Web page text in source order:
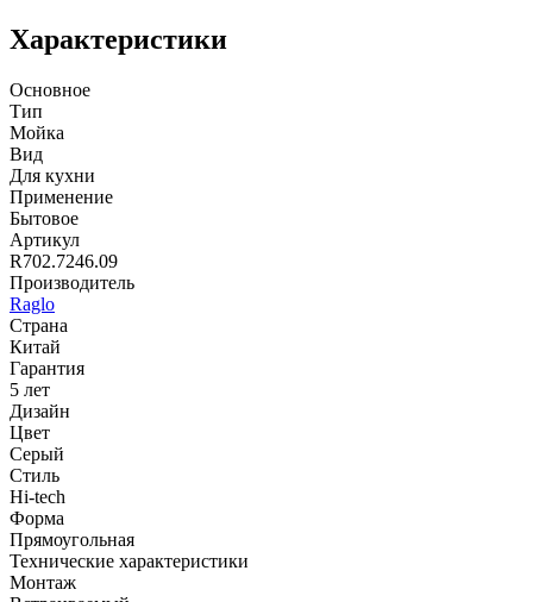
Характеристики
Основное
Тип
Мойка
Вид
Для кухни
Применение
Бытовое
Артикул
R702.7246.09
Производитель
Raglo
Страна
Китай
Гарантия
5 лет
Дизайн
Цвет
Серый
Стиль
Hi-tech
Форма
Прямоугольная
Технические характеристики
Монтаж